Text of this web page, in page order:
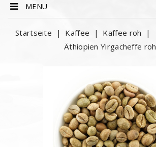
MENU
Startseite Kaffee Kaffee roh
Äthiopien Yirgacheffe roh